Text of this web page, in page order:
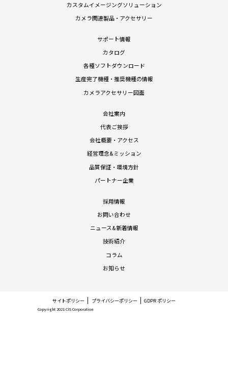
カスタムイメージングソリューション
カメラ関連製品・アクセサリー
サポート情報
カタログ
各種ソフトダウンロード
生産完了機種・推奨機種の情報
カメラアクセサリー図面
会社案内
代表ご挨拶
会社概要・アクセス
経営理念&ミッション
品質保証・環境方針
パートナー企業
採用情報
お問い合わせ
ニュース&新着情報
技術紹介
コラム
お知らせ
Copyright 2021 CIS Corporation
サイトポリシー プライバシーポリシー GDPR ポリシー